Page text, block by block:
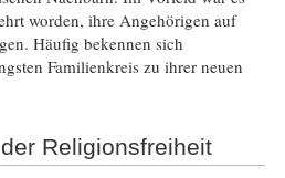
worden, ihre Angehörigen auf
Häufig bekennen sich
Familienkreis zu ihrer neuen
Religionsfreiheit